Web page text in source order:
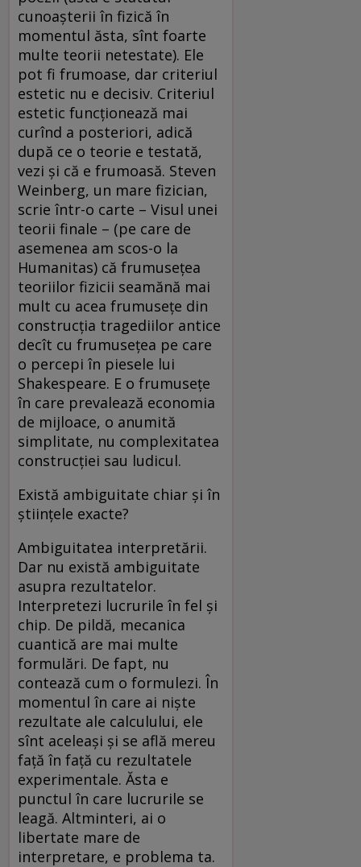
cunoașterii în fizică în
momentul ăsta, sînt foarte
multe teorii netestate). Ele
pot fi frumoase, dar criteriul
estetic nu e decisiv. Criteriul
estetic funcționează mai
curînd a posteriori, adică
după ce o teorie e testată,
vezi și că e frumoasă. Steven
Weinberg, un mare fizician,
scrie într-o carte – Visul unei
teorii finale – (pe care de
asemenea am scos-o la
Humanitas) că frumusețea
teoriilor fizicii seamănă mai
mult cu acea frumusețe din
construcția tragediilor antice
decît cu frumusețea pe care
o percepi în piesele lui
Shakespeare. E o frumusețe
în care prevalează economia
de mijloace, o anumită
simplitate, nu complexitatea
construcției sau ludicul.
Există ambiguitate chiar și în
științele exacte?
Ambiguitatea interpretării.
Dar nu există ambiguitate
asupra rezultatelor.
Interpretezi lucrurile în fel și
chip. De pildă, mecanica
cuantică are mai multe
formulări. De fapt, nu
contează cum o formulezi. În
momentul în care ai niște
rezultate ale calculului, ele
sînt aceleași și se află mereu
față în față cu rezultatele
experimentale. Ăsta e
punctul în care lucrurile se
leagă. Altminteri, ai o
libertate mare de
interpretare, e problema ta.